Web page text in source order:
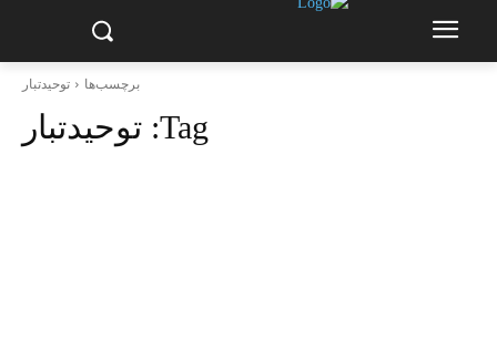
برچسب‌ها توحیدتبار
Tag: توحیدتبار